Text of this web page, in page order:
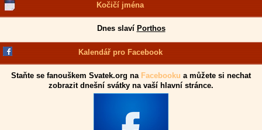
Kočičí jména
Dnes slaví Porthos
Kalendář pro Facebook
Staňte se fanouškem Svatek.org na Facebooku a můžete si nechat
zobrazit dnešní svátky na vaší hlavní stránce.